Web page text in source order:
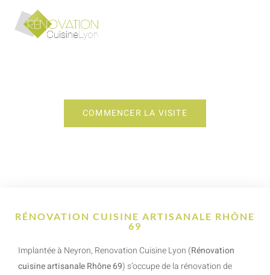
COMMENCER LA VISITE
RÉNOVATION CUISINE ARTISANALE RHÔNE
69
Implantée à Neyron, Renovation Cuisine Lyon (Rénovation
cuisine artisanale Rhône 69) s’occupe de la rénovation de